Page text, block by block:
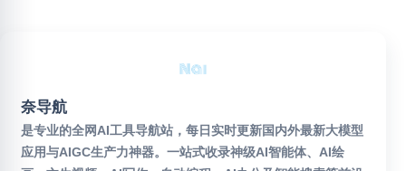
奈导航
是专业的全网AI工具导航站，每日实时更新国内外最新大模型
应用与AIGC生产力神器。一站式收录神级AI智能体、AI绘